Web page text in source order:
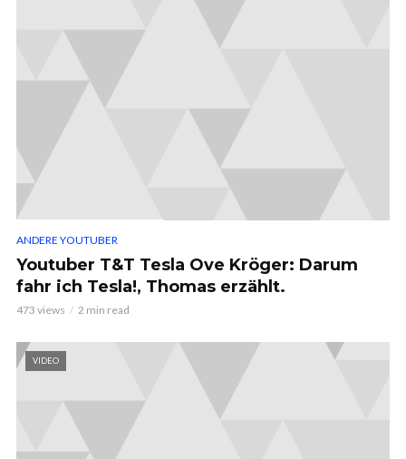
ANDERE YOUTUBER
Youtuber T&T Tesla Ove Kröger: Darum
fahr ich Tesla!, Thomas erzählt.
473 views 2 min read
VIDEO